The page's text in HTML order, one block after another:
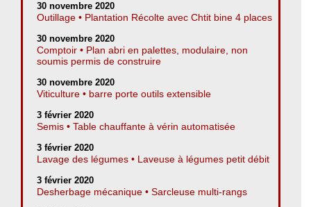
30 novembre 2020
Outillage • Plantation Récolte avec Chtit bine 4 places
30 novembre 2020
Comptoir • Plan abri en palettes, modulaire, non
soumis permis de construire
30 novembre 2020
Viticulture • barre porte outils extensible
3 février 2020
Semis • Table chauffante à vérin automatisée
3 février 2020
Lavage des légumes • Laveuse à légumes petit débit
3 février 2020
Desherbage mécanique • Sarcleuse multi-rangs